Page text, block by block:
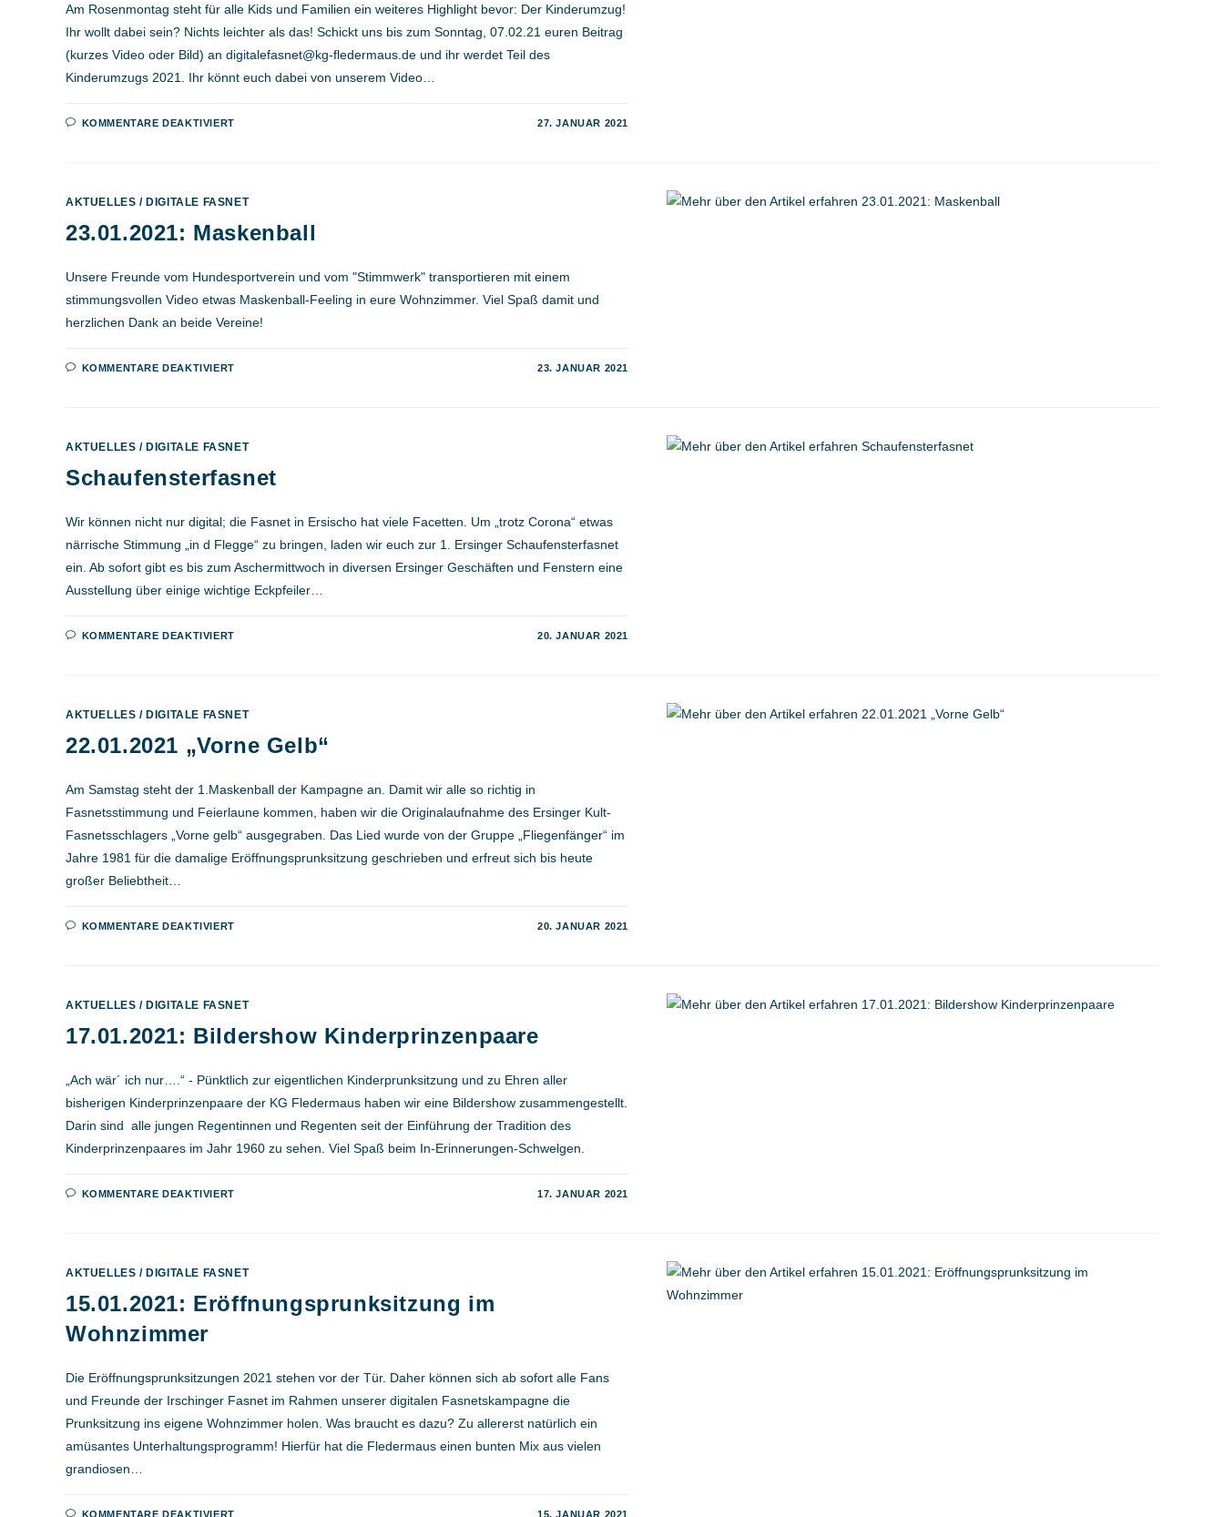
Am Rosenmontag steht für alle Kids und Familien ein weiteres Highlight bevor: Der Kinderumzug!
Ihr wollt dabei sein? Nichts leichter als das! Schickt uns bis zum Sonntag, 07.02.21 euren Beitrag
(kurzes Video oder Bild) an digitalefasnet@kg-fledermaus.de und ihr werdet Teil des
Kinderumzugs 2021. Ihr könnt euch dabei von unserem Video…
KOMMENTARE DEAKTIVIERTFÜR
KIDS
27. JANUAR 2021
AKTUELLES /DIGITALE FASNET
23.01.2021: Maskenball
Unsere Freunde vom Hundesportverein und vom "Stimmwerk" transportieren mit einem
stimmungsvollen Video etwas Maskenball-Feeling in eure Wohnzimmer. Viel Spaß damit und
herzlichen Dank an beide Vereine!
KOMMENTARE DEAKTIVIERTFÜR
23. JANUAR 2021
AKTUELLES /DIGITALE FASNET
Schaufensterfasnet
Wir können nicht nur digital; die Fasnet in Ersischo hat viele Facetten. Um „trotz Corona“ etwas
närrische Stimmung „in d Flegge“ zu bringen, laden wir euch zur 1. Ersinger Schaufensterfasnet
ein. Ab sofort gibt es bis zum Aschermittwoch in diversen Ersinger Geschäften und Fenstern eine
Ausstellung über einige wichtige Eckpfeiler…
KOMMENTARE DEAKTIVIERTFÜR
20. JANUAR 2021
AKTUELLES /DIGITALE FASNET
22.01.2021 „Vorne Gelb“
Am Samstag steht der 1.Maskenball der Kampagne an. Damit wir alle so richtig in
Fasnetsstimmung und Feierlaune kommen, haben wir die Originalaufnahme des Ersinger Kult-
Fasnetsschlagers „Vorne gelb“ ausgegraben. Das Lied wurde von der Gruppe „Fliegenfänger“ im
Jahre 1981 für die damalige Eröffnungsprunksitzung geschrieben und erfreut sich bis heute
großer Beliebtheit…
KOMMENTARE DEAKTIVIERTFÜR
20. JANUAR 2021
AKTUELLES /DIGITALE FASNET
17.01.2021: Bildershow Kinderprinzenpaare
„Ach wär´ ich nur….“ - Pünktlich zur eigentlichen Kinderprunksitzung und zu Ehren aller
bisherigen Kinderprinzenpaare der KG Fledermaus haben wir eine Bildershow zusammengestellt.
Darin sind alle jungen Regentinnen und Regenten seit der Einführung der Tradition des
Kinderprinzenpaares im Jahr 1960 zu sehen. Viel Spaß beim In-Erinnerungen-Schwelgen.
KOMMENTARE DEAKTIVIERTFÜR
17. JANUAR 2021
AKTUELLES /DIGITALE FASNET
15.01.2021: Eröffnungsprunksitzung im
Wohnzimmer
Die Eröffnungsprunksitzungen 2021 stehen vor der Tür. Daher können sich ab sofort alle Fans
und Freunde der Irschinger Fasnet im Rahmen unserer digitalen Fasnetskampagne die
Prunksitzung ins eigene Wohnzimmer holen. Was braucht es dazu? Zu allererst natürlich ein
amüsantes Unterhaltungsprogramm! Hierfür hat die Fledermaus einen bunten Mix aus vielen
grandiosen…
KOMMENTARE DEAKTIVIERTFÜR 15. JANUAR 2021